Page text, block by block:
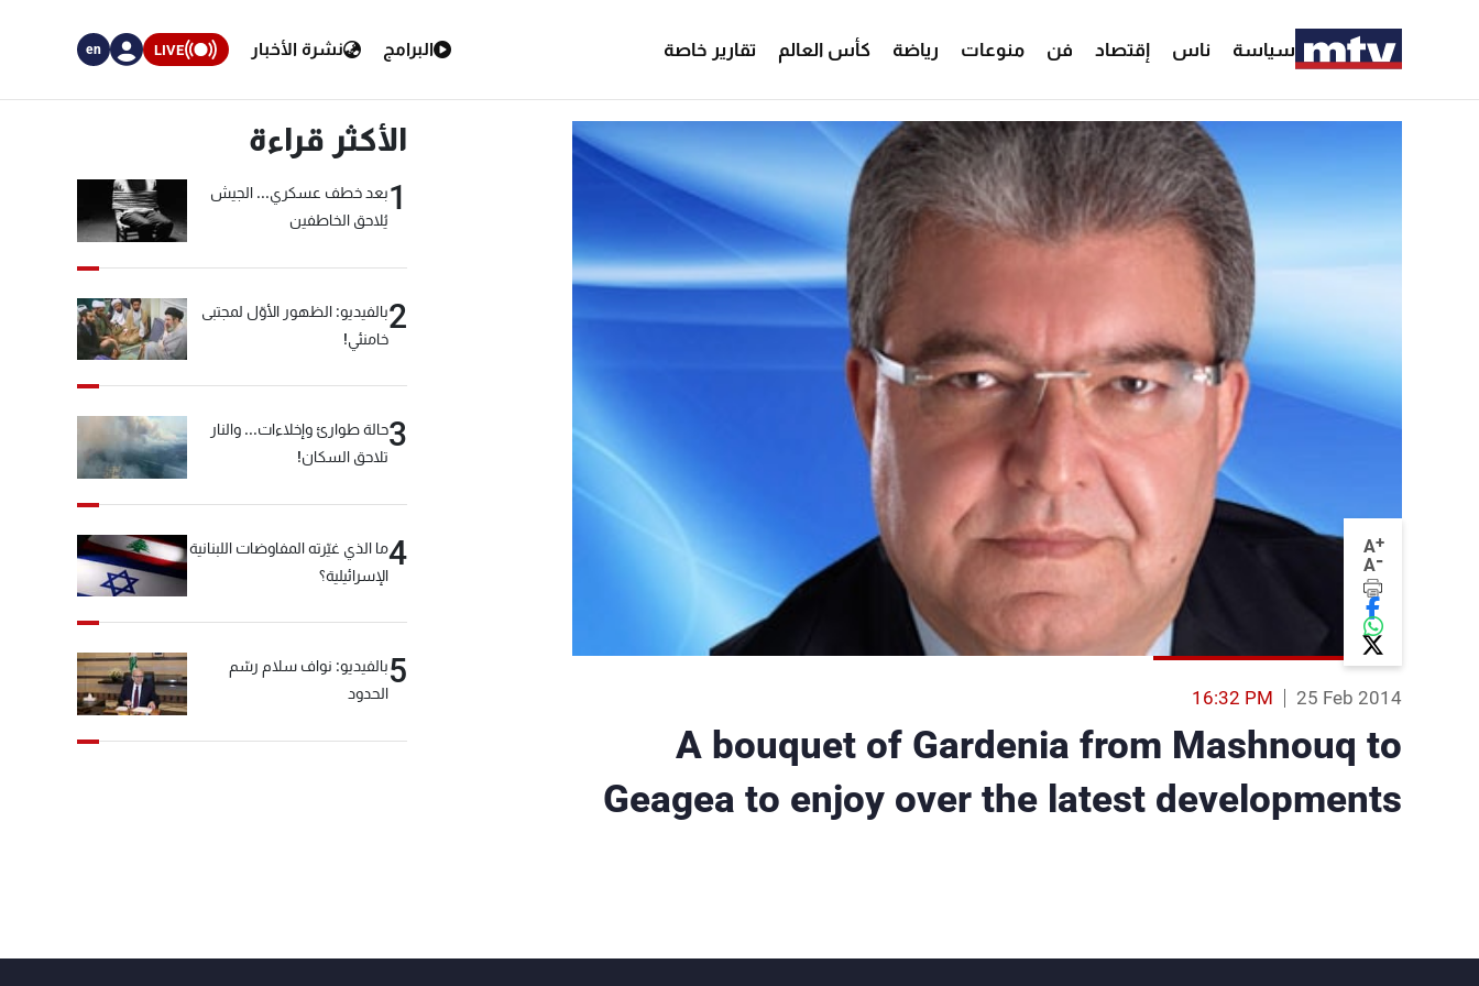
سياسة ناس إقتصاد فن منوعات رياضة كأس العالم تقارير خاصة البرامج نشرة الأخبار LIVE
en
A+
A-
25 Feb 2014
16:32 PM
A bouquet of Gardenia from Mashnouq to
Geagea to enjoy over the latest developments
الأكثر قراءة
1بعد خطف عسكري... الجيش
يُلاحق الخاطفين
2بالفيديو: الظهور الأوّل لمجتبى
خامنئي!
3حالة طوارئ وإخلاءات... والنار
تلاحق السكان!
4ما الذي غيّرته المفاوضات اللبنانية
الإسرائيلية؟
5بالفيديو: نواف سلام رسّم
الحدود